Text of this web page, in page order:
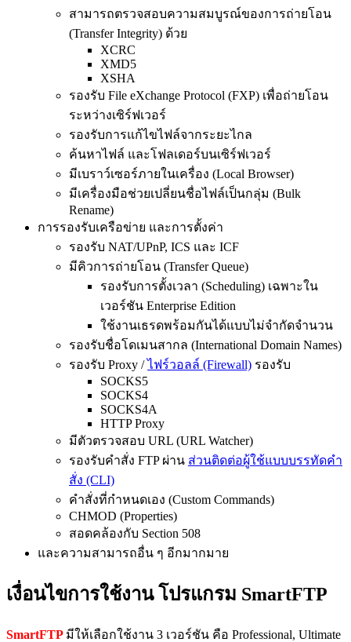
สามารถตรวจสอบความสมบูรณ์ของการถ่ายโอน
(Transfer Integrity) ด้วย
XCRC
XMD5
XSHA
รองรับ File eXchange Protocol (FXP) เพื่อถ่ายโอน
ระหว่างเซิร์ฟเวอร์
รองรับการแก้ไขไฟล์จากระยะไกล
ค้นหาไฟล์ และโฟลเดอร์บนเซิร์ฟเวอร์
มีเบราว์เซอร์ภายในเครื่อง (Local Browser)
มีเครื่องมือช่วยเปลี่ยนชื่อไฟล์เป็นกลุ่ม (Bulk
Rename)
การรองรับเครือข่าย และการตั้งค่า
รองรับ NAT/UPnP, ICS และ ICF
มีคิวการถ่ายโอน (Transfer Queue)
รองรับการตั้งเวลา (Scheduling) เฉพาะใน
เวอร์ชัน Enterprise Edition
ใช้งานเธรดพร้อมกันได้แบบไม่จำกัดจำนวน
รองรับชื่อโดเมนสากล (International Domain Names)
รองรับ Proxy /ไฟร์วอลล์ (Firewall) รองรับ
SOCKS5
SOCKS4
SOCKS4A
HTTP Proxy
มีตัวตรวจสอบ URL (URL Watcher)
รองรับคำสั่ง FTP ผ่าน ส่วนติดต่อผู้ใช้แบบบรรทัดคำ
สั่ง (CLI)
คำสั่งที่กำหนดเอง (Custom Commands)
CHMOD (Properties)
สอดคล้องกับ Section 508
และความสามารถอื่น ๆ อีกมากมาย
เงื่อนไขการใช้งาน โปรแกรม SmartFTP
SmartFTP มีให้เลือกใช้งาน 3 เวอร์ชัน คือ Professional, Ultimate